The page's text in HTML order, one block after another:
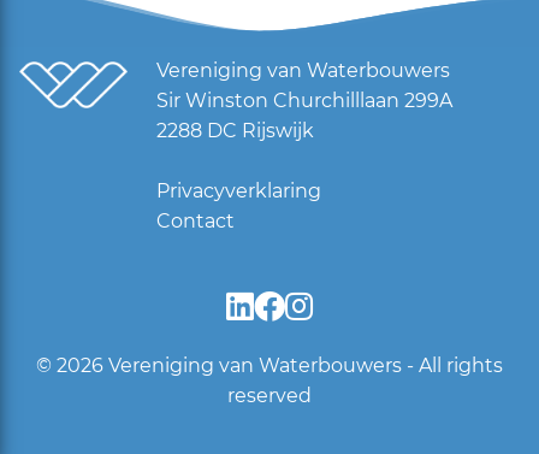
Vereniging van Waterbouwers
Sir Winston Churchilllaan 299A
2288 DC Rijswijk
Privacyverklaring
Contact
© 2026Vereniging van Waterbouwers - All rights
reserved